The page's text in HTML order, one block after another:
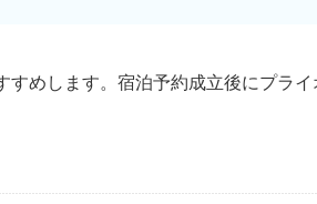
めします。宿泊予約成立後にプラ